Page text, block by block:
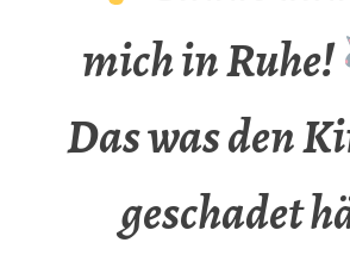
mich in Ruhe!
Das was den
geschadet